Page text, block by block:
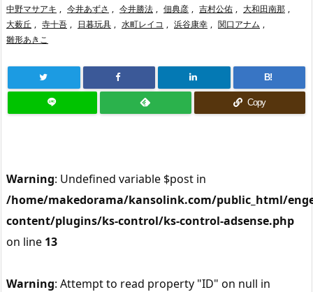
中野マサアキ , 今井あずさ , 今井勝法 , 佃典彦 , 吉村公佑 , 大和田南那 ,
大薮丘 , 寺十吾 , 日暮玩具 , 水町レイコ , 浜谷康幸 , 関口アナム ,
雛形あきこ
B!
Copy
Warning: Undefined variable $post in
/home/makedorama/kansolink.com/public_html/
content/plugins/ks-control/ks-control-adsense.php
on line 13
Warning: Attempt to read property "ID" on null in